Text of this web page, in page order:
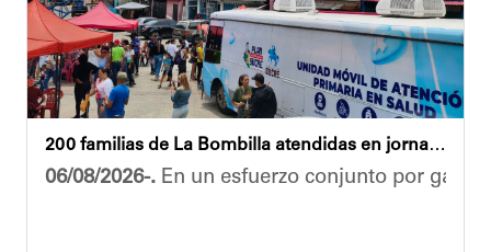
Yois Coellar
200 familias de La Bombilla atendidas en jornada integral
06/08/2026-. En un esfuerzo conjunto por